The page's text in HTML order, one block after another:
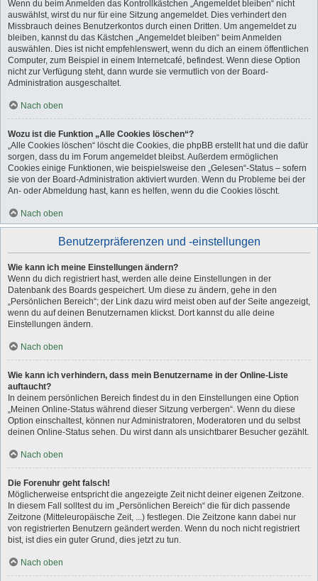
Wenn du beim Anmelden das Kontrollkästchen „Angemeldet bleiben“ nicht
auswählst, wirst du nur für eine Sitzung angemeldet. Dies verhindert den
Missbrauch deines Benutzerkontos durch einen Dritten. Um angemeldet zu
bleiben, kannst du das Kästchen „Angemeldet bleiben“ beim Anmelden
auswählen. Dies ist nicht empfehlenswert, wenn du dich an einem öffentlichen
Computer, zum Beispiel in einem Internetcafé, befindest. Wenn diese Option
nicht zur Verfügung steht, dann wurde sie vermutlich von der Board-
Administration ausgeschaltet.
Nach oben
Wozu ist die Funktion „Alle Cookies löschen“?
„Alle Cookies löschen“ löscht die Cookies, die phpBB erstellt hat und die dafür
sorgen, dass du im Forum angemeldet bleibst. Außerdem ermöglichen
Cookies einige Funktionen, wie beispielsweise den „Gelesen“-Status – sofern
sie von der Board-Administration aktiviert wurden. Wenn du Probleme bei der
An- oder Abmeldung hast, kann es helfen, wenn du die Cookies löscht.
Nach oben
Benutzerpräferenzen und -einstellungen
Wie kann ich meine Einstellungen ändern?
Wenn du dich registriert hast, werden alle deine Einstellungen in der
Datenbank des Boards gespeichert. Um diese zu ändern, gehe in den
„Persönlichen Bereich“; der Link dazu wird meist oben auf der Seite angezeigt,
wenn du auf deinen Benutzernamen klickst. Dort kannst du alle deine
Einstellungen ändern.
Nach oben
Wie kann ich verhindern, dass mein Benutzername in der Online-Liste
auftaucht?
In deinem persönlichen Bereich findest du in den Einstellungen eine Option
„Meinen Online-Status während dieser Sitzung verbergen“. Wenn du diese
Option einschaltest, können nur Administratoren, Moderatoren und du selbst
deinen Online-Status sehen. Du wirst dann als unsichtbarer Besucher gezählt.
Nach oben
Die Forenuhr geht falsch!
Möglicherweise entspricht die angezeigte Zeit nicht deiner eigenen Zeitzone.
In diesem Fall solltest du im „Persönlichen Bereich“ die für dich passende
Zeitzone (Mitteleuropäische Zeit, ...) festlegen. Die Zeitzone kann dabei nur
von registrierten Benutzern geändert werden. Wenn du noch nicht registriert
bist, ist dies ein guter Grund, dies jetzt zu tun.
Nach oben